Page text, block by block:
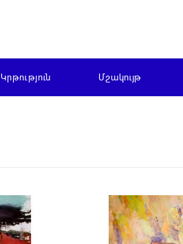
Կրթություն Մշակույթ